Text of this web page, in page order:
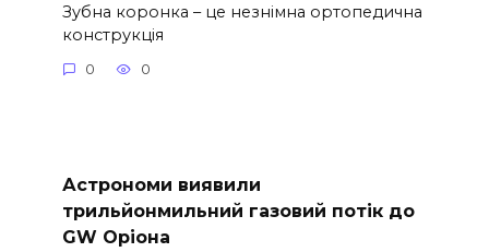
Зубна коронка – це незнімна ортопедична
конструкція
0 0
Астрономи виявили
трильйонмильний газовий потік до
GW Оріона